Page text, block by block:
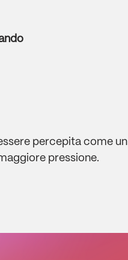
percepita come un
pressione.